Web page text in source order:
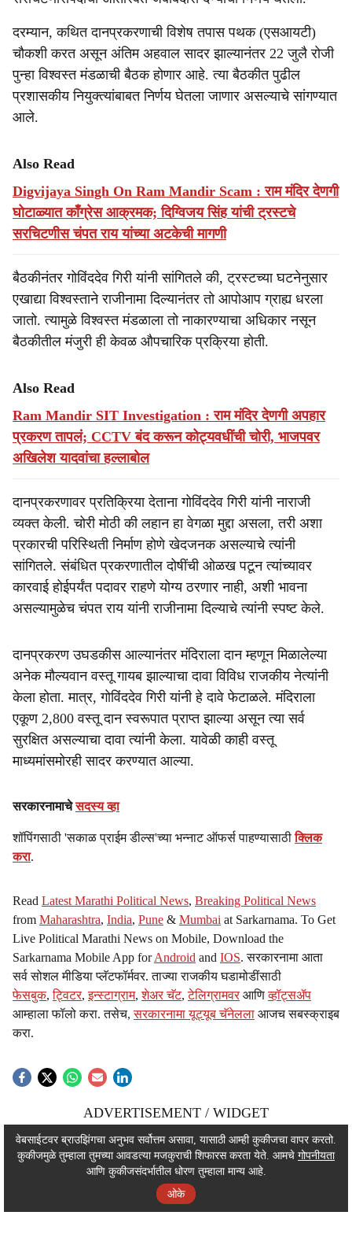
दरम्यान, कथित दानप्रकरणाची विशेष तपास पथक (एसआयटी)
चौकशी करत असून अंतिम अहवाल सादर झाल्यानंतर 22 जुलै रोजी
पुन्हा विश्वस्त मंडळाची बैठक होणार आहे. त्या बैठकीत पुढील
प्रशासकीय नियुक्त्यांबाबत निर्णय घेतला जाणार असल्याचे सांगण्यात
आले.
Also Read
Digvijaya Singh On Ram Mandir Scam : राम मंदिर देणगी
घोटाळ्यात काँग्रेस आक्रमक; दिग्विजय सिंह यांची ट्रस्टचे
सरचिटणीस चंपत राय यांच्या अटकेची मागणी
बैठकीनंतर गोविंददेव गिरी यांनी सांगितले की, ट्रस्टच्या घटनेनुसार
एखाद्या विश्वस्ताने राजीनामा दिल्यानंतर तो आपोआप ग्राह्य धरला
जातो. त्यामुळे विश्वस्त मंडळाला तो नाकारण्याचा अधिकार नसून
बैठकीतील मंजुरी ही केवळ औपचारिक प्रक्रिया होती.
Also Read
Ram Mandir SIT Investigation : राम मंदिर देणगी अपहार
प्रकरण तापलं; CCTV बंद करून कोट्यवधींची चोरी, भाजपवर
अखिलेश यादवांचा हल्लाबोल
दानप्रकरणावर प्रतिक्रिया देताना गोविंददेव गिरी यांनी नाराजी
व्यक्त केली. चोरी मोठी की लहान हा वेगळा मुद्दा असला, तरी अशा
प्रकारची परिस्थिती निर्माण होणे खेदजनक असल्याचे त्यांनी
सांगितले. संबंधित प्रकरणातील दोषींची ओळख पटून त्यांच्यावर
कारवाई होईपर्यंत पदावर राहणे योग्य ठरणार नाही, अशी भावना
असल्यामुळेच चंपत राय यांनी राजीनामा दिल्याचे त्यांनी स्पष्ट केले.
दानप्रकरण उघडकीस आल्यानंतर मंदिराला दान म्हणून मिळालेल्या
अनेक मौल्यवान वस्तू गायब झाल्याचा दावा विविध राजकीय नेत्यांनी
केला होता. मात्र, गोविंददेव गिरी यांनी हे दावे फेटाळले. मंदिराला
एकूण 2,800 वस्तू दान स्वरूपात प्राप्त झाल्या असून त्या सर्व
सुरक्षित असल्याचा दावा त्यांनी केला. यावेळी काही वस्तू
माध्यमांसमोरही सादर करण्यात आल्या.
सरकारनामाचेसदस्य व्हा
शॉपिंगसाठी 'सकाळ प्राईम डील्स'च्या भन्नाट ऑफर्स पाहण्यासाठीक्लिक
करा.
Read Latest Marathi Political News, Breaking Political News
from Maharashtra, India, Pune & Mumbai at Sarkarnama. To Get
Live Political Marathi News on Mobile, Download the
Sarkarnama Mobile App forAndroid and IOS. सरकारनामा आता
सर्व सोशल मीडिया प्लॅटफॉर्मवर. ताज्या राजकीय घडामोडींसाठी
फेसबुक,ट्विटर,इन्स्टाग्राम,शेअर चॅट,टेलिग्रामवर आणिव्हॉट्सॲप
आम्हाला फॉलो करा. तसेच,सरकारनामा यूट्यूब चॅनेलला आजच सबस्क्राइब
करा.
ADVERTISEMENT / WIDGET
ADVERTISEMENT / WIDGET
ADVERTISEMENT / WIDGET
वेबसाईटवर ब्राउझिंगचा अनुभव सर्वोत्तम असावा, यासाठी आम्ही कुकीजचा वापर करतो.
कुकीजमुळे तुम्हाला तुमच्या आवडत्या मजकुराची शिफारस करता येते. आमचे गोपनीयता
आणि कुकीजसंदर्भातील धोरण तुम्हाला मान्य आहे.
ओके